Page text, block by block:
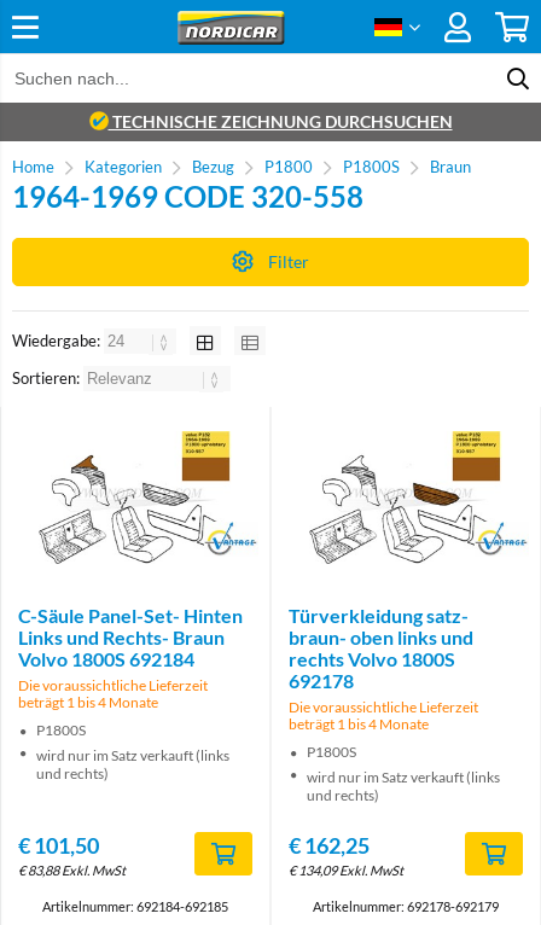
TECHNISCHE ZEICHNUNG DURCHSUCHEN
Home Kategorien Bezug P1800 P1800S Braun
1964-1969 CODE 320-558
Filter
Wiedergabe:
Sortieren:
Brand
C-Säule Panel-Set- Hinten
Links und Rechts- Braun
Volvo 1800S 692184
Die voraussichtliche Lieferzeit
beträgt 1 bis 4 Monate
P1800S
wird nur im Satz verkauft (links
und rechts)
€101,50
€83,88 Exkl. MwSt
Artikelnummer: 692184-692185
Brand
Türverkleidung satz-
braun- oben links und
rechts Volvo 1800S
692178
Die voraussichtliche Lieferzeit
beträgt 1 bis 4 Monate
P1800S
wird nur im Satz verkauft (links
und rechts)
€162,25
€134,09 Exkl. MwSt
Artikelnummer: 692178-692179